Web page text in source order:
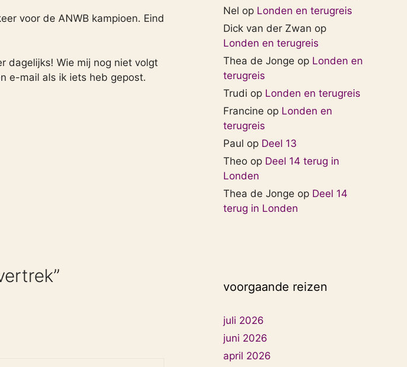
voor de ANWB kampioen. Eind
dagelijks! Wie mij nog niet volgt
e-mail als ik iets heb gepost.
Nel op Londen en terugreis
Dick van der Zwan op
Londen en terugreis
Thea de Jonge op Londen en
terugreis
Trudi op Londen en terugreis
Francine op Londen en
terugreis
Paul op Deel 13
Theo op Deel 14 terug in
Londen
Thea de Jonge op Deel 14
terug in Londen
voorgaande reizen
juli 2026
juni 2026
april 2026